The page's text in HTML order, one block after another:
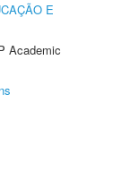
E
Academic